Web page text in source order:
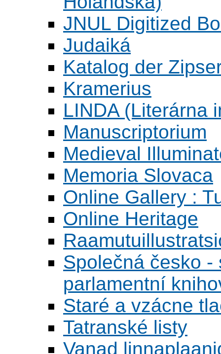
JNUL Digitized
Judaiká
Katalog der
Kramerius
LINDA (Literárna
Manuscriptorium
Medieval
Memoria Slovaca
Online Gallery :
Online Heritage
Společná česko
parlamentní
Staré a vzácne
Tatranské listy
Vanad